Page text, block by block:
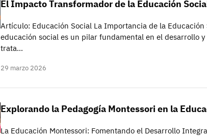
El Impacto Transformador de la Educación
Artículo: Educación Social La Importancia de la
educación social es un pilar fundamental en el desarrollo
trata…
29 marzo 2026
Explorando la Pedagogía Montessori en la
La Educación Montessori: Fomentando el Desarrollo